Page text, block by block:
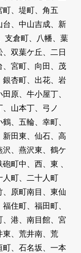
町、堤町、角五
台、中山吉成、新
支倉町、八幡、葉
双葉ケ丘、二日
、宮町、向田、茂
銀杏町、出花、岩
原、牛小屋丁、
山本丁、弓ノ
、五輪、幸町、
田東、仙石、高
、燕沢東、鶴ケ
町中、西、東 、
町、二十人町
原町南目、東仙
住町、福田町、
港、南目館、宮
東、荒井南、荒
町、石名坂、一本